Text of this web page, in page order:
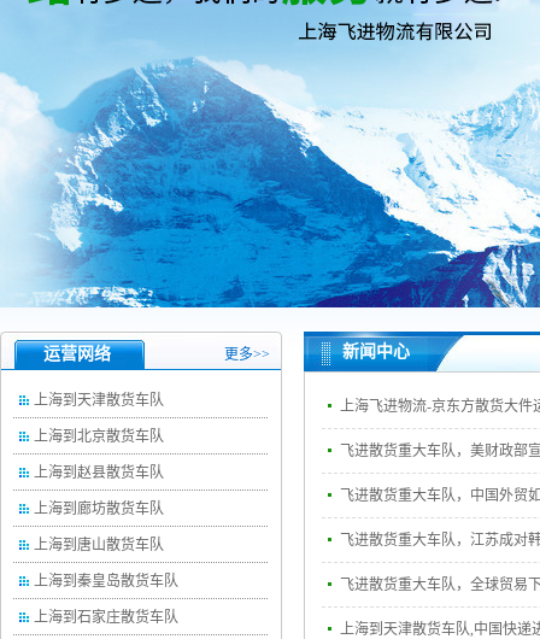
运营网络 更多>>
上海到天津散货车队
上海到北京散货车队
上海到赵县散货车队
上海到廊坊散货车队
上海到唐山散货车队
上海到秦皇岛散货车队
上海到石家庄散货车队
新闻中心
上海飞进物流-京东方散货大件
飞进散货重大车队，美财政部
飞进散货重大车队，中国外贸
飞进散货重大车队，江苏成对
飞进散货重大车队，全球贸易
上海到天津散货车队,中国快递